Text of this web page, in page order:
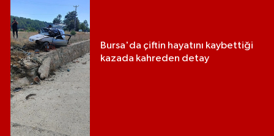
Bursa'da çiftin hayatını kaybettiği
kazada kahreden detay